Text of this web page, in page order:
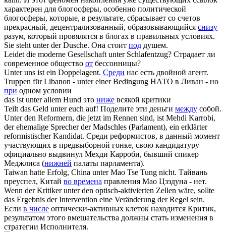
характерен для блогосферы, особенно политической
блогосферы, которые, в результате, сбрасывает со счетов
прекрасный, децентрализованный, образовывающийся снизу
разум, который провялятся в блогах в правильных условиях.
Sie stehtunterder Dusche. Она стоит под душем.
Leidet die moderne GesellschaftunterSchlafentzug? Страдает ли
современное общество от бессонницы?
Unteruns ist ein Doppelagent. Среди нас есть двойной агент.
Truppen für Libanon - untereiner Bedingung НАТО в Ливан - но
при одном условии
das istunterallem Hund это ниже всякой критики
Teilt das Geld untereuch auf! Поделите эти деньги между собой.
Unterden Reformern, die jetzt im Rennen sind, ist Mehdi Karrobi,
der ehemalige Sprecher der Madschles (Parlament), ein erklärter
reformistischer Kandidat. Среди реформистов, в данный момент
участвующих в предвыборной гонке, свою кандидатуру
официально выдвинул Мехди Карроби, бывший спикер
Меджлиса (нижней палаты парламента).
Taiwan hatte Erfolg, China unterMao Tse Tung nicht. Тайвань
преуспел, Китай во времена правления Мао Цзэдуна - нет.
Wenn der Kritikerunterden optisch-aktivierten Zellen wäre, sollte
das Ergebnis der Intervention eine Veränderung der Regel sein.
Если в числе оптически-активных клеток находится Критик,
результатом этого вмешательства должны стать изменения в
стратегии Исполнителя.